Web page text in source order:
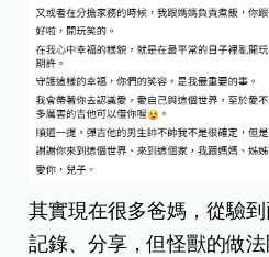
其實現在很多爸媽，從驗
記錄、分享，但怪獸的做